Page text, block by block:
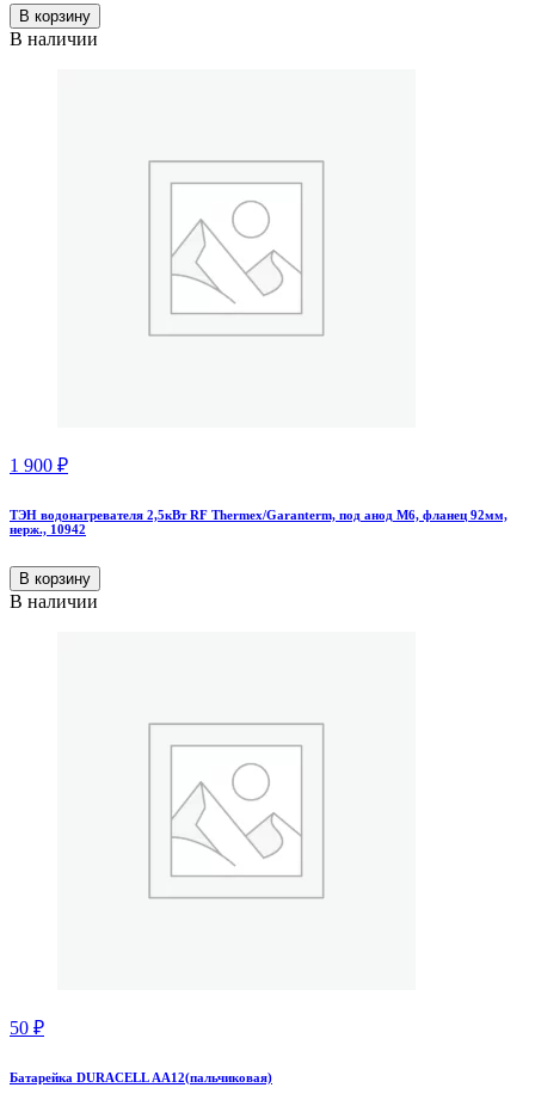
В корзину
В наличии
1 900 ₽
ТЭН водонагревателя 2,5кВт RF Thermex/Garanterm, под анод М6, фланец 92мм,
нерж., 10942
В корзину
В наличии
50 ₽
Батарейка DURACELL АА12(пальчиковая)